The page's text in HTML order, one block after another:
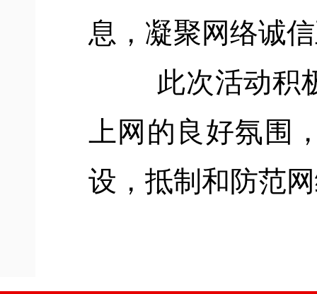
息，凝聚网络诚
此次活动积
上网的良好氛围
设，抵制和防范